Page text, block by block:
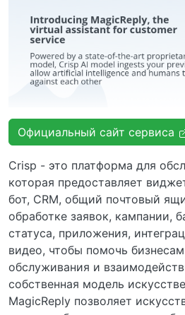
Официальный сайт сервиса
Crisp - это платформа для
которая предоставляет
бот, CRM, общий почтовый
обработке заявок, кампании,
статуса, приложения,
видео, чтобы помочь
обслуживания и
собственная модель
MagicReply позволяет